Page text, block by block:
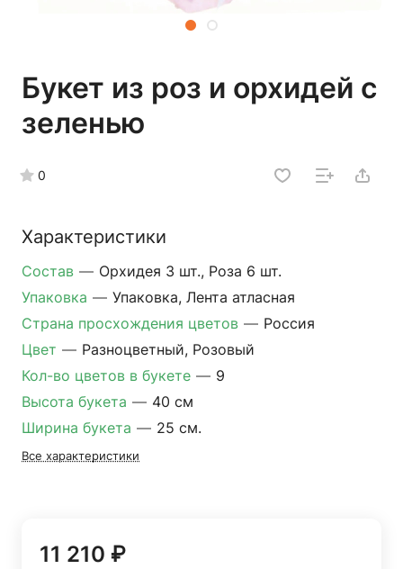
Букет из роз и орхидей с
зеленью
0
Характеристики
Состав — Орхидея 3 шт., Роза 6 шт.
Упаковка — Упаковка, Лента атласная
Страна просхождения цветов — Россия
Цвет — Разноцветный, Розовый
Кол-во цветов в букете — 9
Высота букета — 40 см
Ширина букета — 25 см.
Все характеристики
11 210 ₽